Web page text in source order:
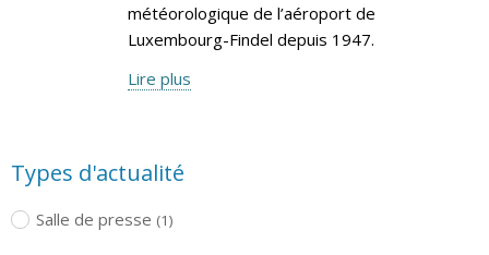
météorologique de l’aéroport de
Luxembourg-Findel depuis 1947.
Lire plus
Types d'actualité
Salle de presse (1)